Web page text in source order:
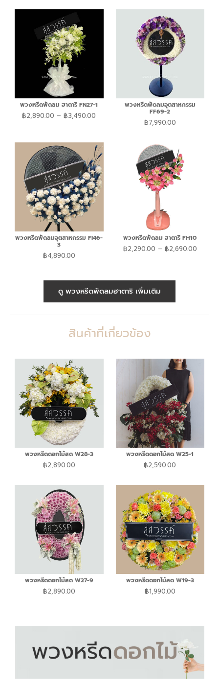
พวงหรีดพัดลม ฮาตาริ FN27-1
฿2,890.00 – ฿3,490.00
พวงหรีดพัดลมอุตสาหกรรม
FF69-2
฿7,990.00
พวงหรีดพัดลมอุตสาหกรรม FI46-
3
฿4,890.00
พวงหรีดพัดลม ฮาตาริ FH10
฿2,290.00 – ฿2,690.00
ดู พวงหรีดพัดลมฮาตาริ เพิ่มเติม
สินค้าที่เกี่ยวข้อง
พวงหรีดดอกไม้สด W28-3
฿2,890.00
พวงหรีดดอกไม้สด W25-1
฿2,590.00
พวงหรีดดอกไม้สด W27-9
฿2,890.00
พวงหรีดดอกไม้สด W19-3
฿1,990.00